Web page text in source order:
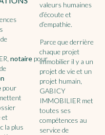
notaire pour
pour
et
la plus
valeurs humaines
d’écoute et
d’empathie.
Parce que derrière
chaque projet
immobilier il y a un
projet de vie et un
projet humain,
GABICY
IMMOBILIER met
toutes ses
compétences au
service de